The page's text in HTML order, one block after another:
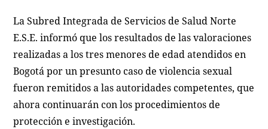
La Subred Integrada de Servicios de Salud Norte
E.S.E. informó que los resultados de las valoraciones
realizadas a los tres menores de edad atendidos en
Bogotá por un presunto caso de violencia sexual
fueron remitidos a las autoridades competentes, que
ahora continuarán con los procedimientos de
protección e investigación.